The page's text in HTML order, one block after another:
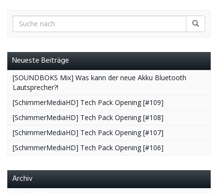
Neueste Beiträge
[SOUNDBOKS Mix] Was kann der neue Akku Bluetooth
Lautsprecher?!
[SchimmerMediaHD] Tech Pack Opening [#109]
[SchimmerMediaHD] Tech Pack Opening [#108]
[SchimmerMediaHD] Tech Pack Opening [#107]
[SchimmerMediaHD] Tech Pack Opening [#106]
Archiv